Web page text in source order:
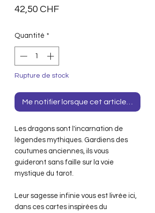
42,50 CHFPrix
Quantité *
Rupture de stock
Me notifier lorsque cet article est
Les dragons sont l'incarnation de
légendes mythiques. Gardiens des
coutumes anciennes, ils vous
guideront sans faille sur la voie
mystique du tarot.
Leur sagesse infinie vous est livrée ici,
dans ces cartes inspirées du